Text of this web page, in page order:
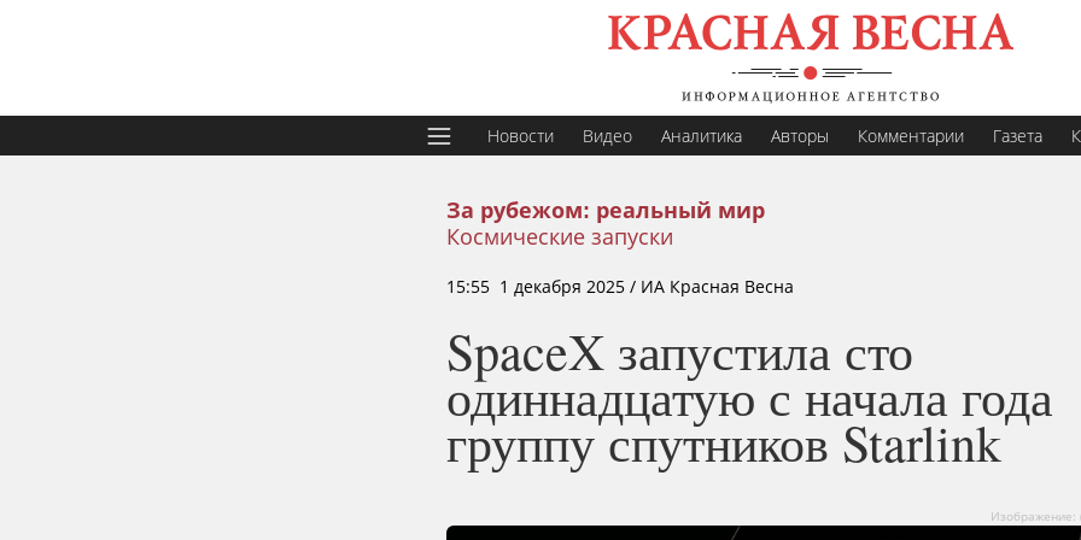
Новости Видео Аналитика Авторы Комментарии Газета
За рубежом: реальный мир
Космические запуски
15:55 1 декабря 2025 / ИА Красная Весна
SpaceX запустила сто
одиннадцатую с начала года
группу спутников Starlink
Изображение: